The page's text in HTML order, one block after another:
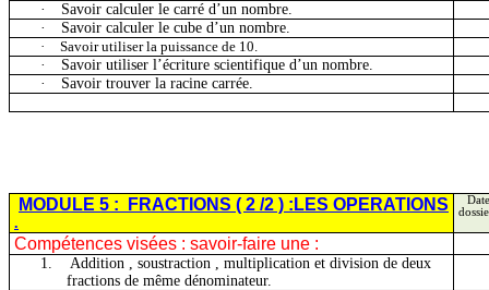
·
Savoir calculer le carré d’un nombre.
·
Savoir calculer le cube d’un nombre.
·
Savoir utiliser la puissance de 10.
·
Savoir utiliser l’écriture scientifique d’un nombre.
·
Savoir trouver la racine carrée.
MODULE 5 : FRACTIONS ( 2 /2 ) :LES OPERATIONS
.
Compétences visées : savoir-faire une :
1. Addition , soustraction , multiplication et division de deux
fractions de même dénominateur.